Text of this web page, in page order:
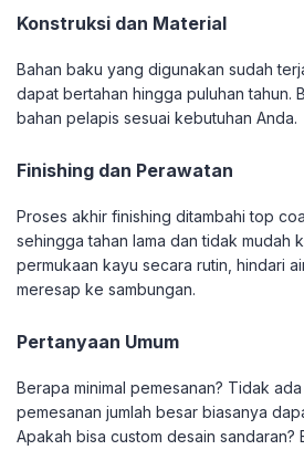
Konstruksi dan Material
Bahan baku yang digunakan sudah
dapat bertahan hingga puluhan tahun.
bahan pelapis sesuai kebutuhan Anda.
Finishing dan Perawatan
Proses akhir finishing ditambahi top
sehingga tahan lama dan tidak mudah
permukaan kayu secara rutin, hindari
meresap ke sambungan.
Pertanyaan Umum
Berapa minimal pemesanan? Tidak ada
pemesanan jumlah besar biasanya
Apakah bisa custom desain sandaran?